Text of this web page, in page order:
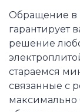
Обращение в
гарантирует
решение
стараемся
связанные с
максимально